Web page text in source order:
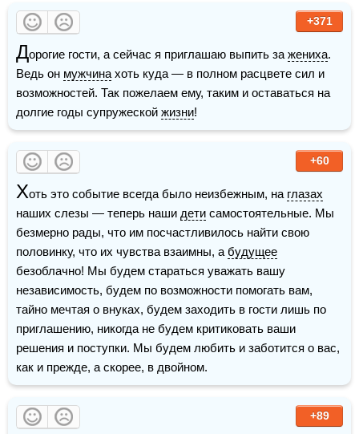
+371
Дорогие гости, а сейчас я приглашаю выпить за жениха.
Ведь он мужчина хоть куда — в полном расцвете сил и
возможностей. Так пожелаем ему, таким и оставаться на
долгие годы супружеской жизни!
+60
Хоть это событие всегда было неизбежным, на глазах
наших слезы — теперь наши дети самостоятельные. Мы
безмерно рады, что им посчастливилось найти свою
половинку, что их чувства взаимны, а будущее
безоблачно! Мы будем стараться уважать вашу
независимость, будем по возможности помогать вам,
тайно мечтая о внуках, будем заходить в гости лишь по
приглашению, никогда не будем критиковать ваши
решения и поступки. Мы будем любить и заботится о вас,
как и прежде, а скорее, в двойном.
+89